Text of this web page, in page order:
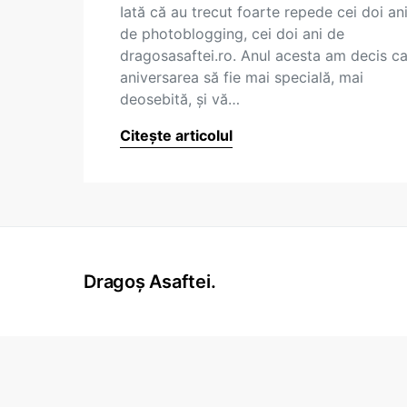
Iată că au trecut foarte repede cei doi ani
de photoblogging, cei doi ani de
dragosasaftei.ro. Anul acesta am decis ca
aniversarea să fie mai specială, mai
deosebită, și vă…
Citește articolul
Dragoș Asaftei.